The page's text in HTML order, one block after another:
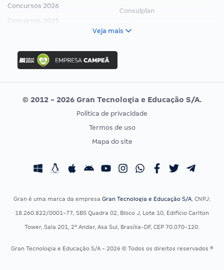
Concursos 2026
Concursos 2025
Concurso Ibama
Concurso MPU
Editais publicados
Consulplan
Vunesp
CONCURSOS POR PROFISSÃO
Concursos Fiscais
Residência Multiprofissional
EXAME DE ORDEM
Calendário OAB
Veja mais
© 2012 - 2026 Gran Tecnologia e Educação S/A.
Política de privacidade
Termos de uso
Mapa do site
Gran é uma marca da empresa Gran Tecnologia e Educação S/A, CNPJ:
18.260.822/0001-77, SBS Quadra 02, Bloco J, Lote 10, Edifício Carlton
Tower, Sala 201, 2º Andar, Asa Sul, Brasília-DF, CEP 70.070-120.
Gran Tecnologia e Educação S/A - 2026 © Todos os direitos reservados ®